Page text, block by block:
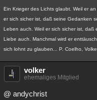
Ein Krieger des Lichts glaubt. Weil er
er sich sicher ist, daß seine Gedanken
Leben auch. Weil er sich sicher ist,
Liebe auch. Manchmal wird er
sich lohnt zu glauben... P. Coelho,
volker
ehemaliges Mitglied
@ andychrist